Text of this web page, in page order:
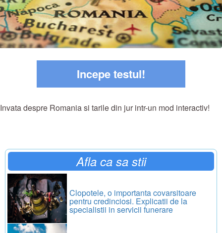
Incepe testul!
Invata despre Romania si tarile din jur intr-un mod interactiv!
Afla ca sa stii
Clopotele, o importanta covarsitoare
pentru credinciosi. Explicatii de la
specialistii in servicii funerare